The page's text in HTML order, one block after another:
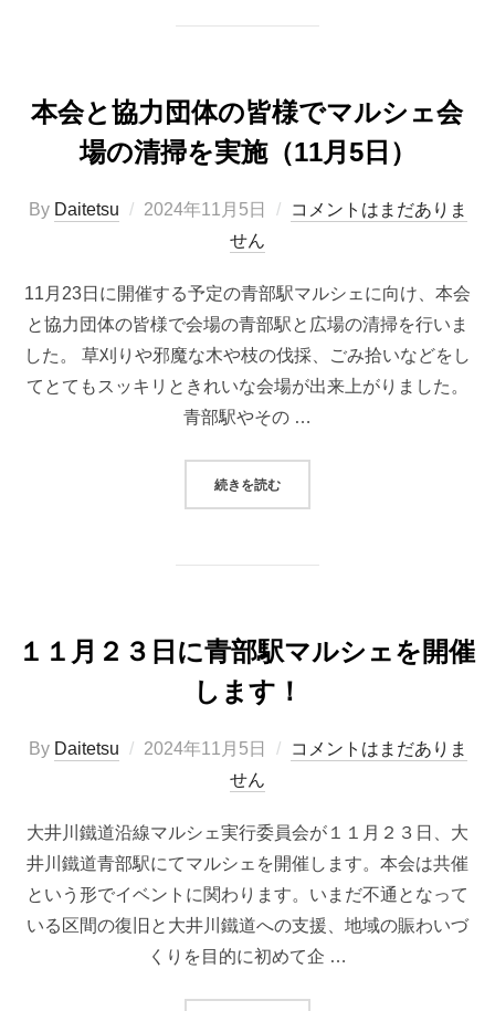
本会と協力団体の皆様でマルシェ会
場の清掃を実施（11月5日）
By Daitetsu
投
2024年11月5日
コメントはまだありま
せん
11月23日に開催する予定の青部駅マルシェに向け、本会
と協力団体の皆様で会場の青部駅と広場の清掃を行いま
した。 草刈りや邪魔な木や枝の伐採、ごみ拾いなどをし
てとてもスッキリときれいな会場が出来上がりました。
青部駅やその …
続きを読む“本会と協力団体の皆様でマルシェ
１１月２３日に青部駅マルシェを開催
します！
By Daitetsu
投
2024年11月5日
コメントはまだありま
せん
大井川鐵道沿線マルシェ実行委員会が１１月２３日、大
井川鐵道青部駅にてマルシェを開催します。本会は共催
という形でイベントに関わります。いまだ不通となって
いる区間の復旧と大井川鐵道への支援、地域の賑わいづ
くりを目的に初めて企 …